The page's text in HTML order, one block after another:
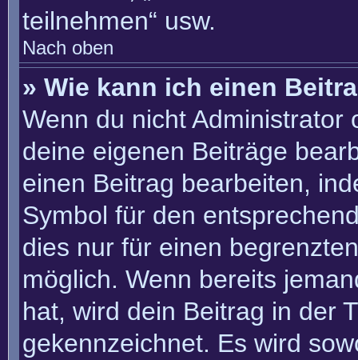
teilnehmen“ usw.
Nach oben
» Wie kann ich einen
Wenn du nicht
deine eigenen Beiträge
einen Beitrag bearbeiten,
Symbol für den
dies nur für einen
möglich. Wenn bereits
hat, wird dein Beitrag in der
gekennzeichnet. Es wird